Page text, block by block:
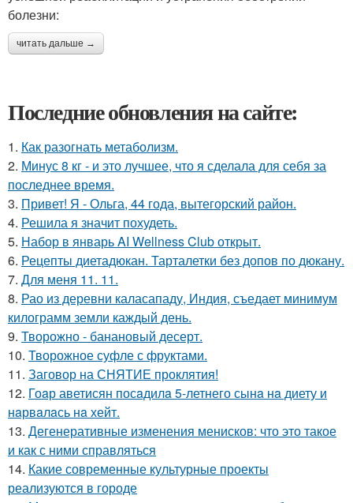
болезни:
читать дальше →
Последние обновления на сайте:
1. Как разогнать метаболизм.
2. Минус 8 кг - и это лучшее, что я сделала для себя за
последнее время.
3. Привет! Я - Ольга, 44 года, вытегорский район.
4. Решила я значит похудеть.
5. Набор в январь AI Wellness Club открыт.
6. Рецепты диетадюкан. Тарталетки без допов по дюкану.
7. Для меня 11. 11.
8. Рао из деревни каласападу, Индия, съедает минимум
килограмм земли каждый день.
9. Творожно - банановый десерт.
10. Творожное суфле с фруктами.
11. Заговор на СНЯТИЕ проклятия!
12. Гоaр аветисян посaдилa 5-летнего сынa нa диету и
нaрвaлaсь нa хейт.
13. Дегенеративные изменения менисков: что это такое
и как с ними справляться
14. Какие современные культурные проекты
реализуются в городе